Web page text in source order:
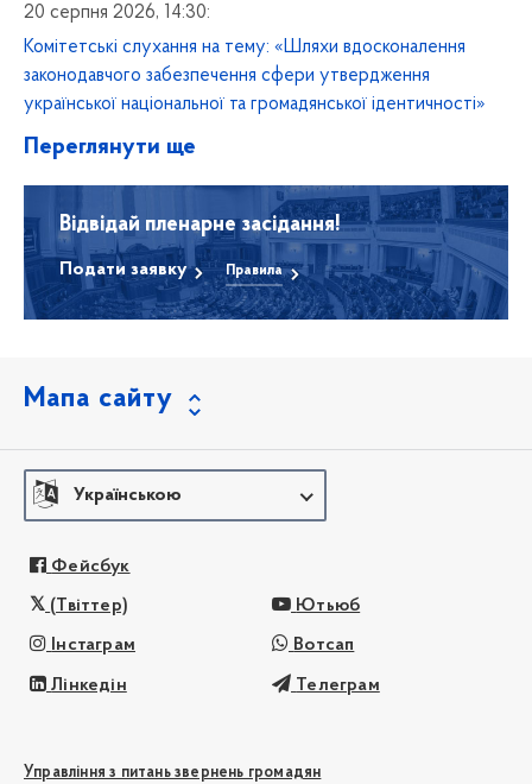
20 серпня 2026, 14:30:
Комітетські слухання на тему: «Шляхи вдосконалення
законодавчого забезпечення сфери утвердження
української національної та громадянської ідентичності»
Переглянути ще
Відвідай пленарне засідання!
Подати заявку Правила
Мапа сайту
Українською
Фейсбук
(Твіттер) Ютьюб
Інстаграм Вотсап
Лінкедін Телеграм
Управління з питань звернень громадян